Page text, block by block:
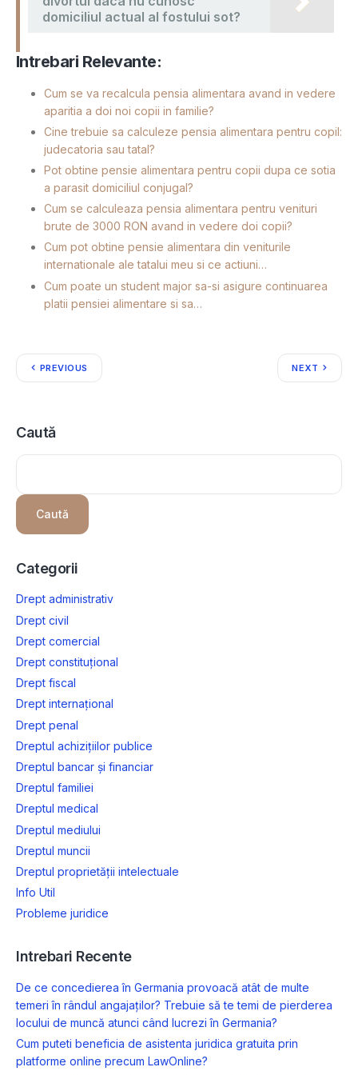
domiciliul actual al fostului sot?
Intrebari Relevante:
Cum se va recalcula pensia alimentara avand in vedere
aparitia a doi noi copii in familie?
Cine trebuie sa calculeze pensia alimentara pentru copil:
judecatoria sau tatal?
Pot obtine pensie alimentara pentru copii dupa ce sotia
a parasit domiciliul conjugal?
Cum se calculeaza pensia alimentara pentru venituri
brute de 3000 RON avand in vedere doi copii?
Cum pot obtine pensie alimentara din veniturile
internationale ale tatalui meu si ce actiuni…
Cum poate un student major sa-si asigure continuarea
platii pensiei alimentare si sa…
PREVIOUS NEXT
Caută
Caută
Categorii
Drept administrativ
Drept civil
Drept comercial
Drept constituțional
Drept fiscal
Drept internațional
Drept penal
Dreptul achizițiilor publice
Dreptul bancar și financiar
Dreptul familiei
Dreptul medical
Dreptul mediului
Dreptul muncii
Dreptul proprietății intelectuale
Info Util
Probleme juridice
Intrebari Recente
De ce concedierea în Germania provoacă atât de multe
temeri în rândul angajaților? Trebuie să te temi de pierderea
locului de muncă atunci când lucrezi în Germania?
Cum puteti beneficia de asistenta juridica gratuita prin
platforme online precum LawOnline?